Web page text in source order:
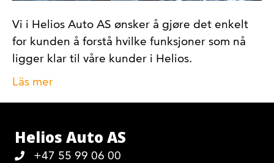
Vi i Helios Auto AS ønsker å gjøre det enkelt
for kunden å forstå hvilke funksjoner som nå
ligger klar til våre kunder i Helios.
Läs mer
Helios Auto AS
+47 55 99 06 00